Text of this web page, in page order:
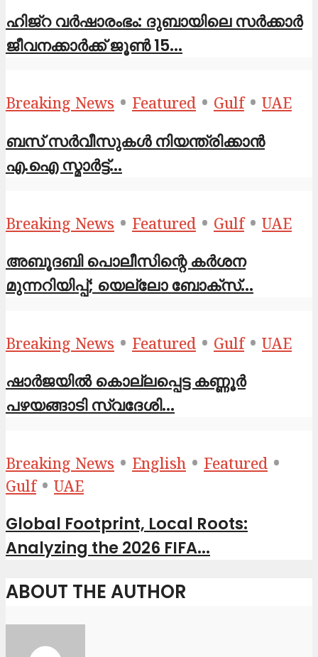
ഹിജ്‌റ വർഷാരംഭം: ദുബായിലെ സർക്കാർ
ജീവനക്കാർക്ക് ജൂൺ 15...
Breaking News • Featured • Gulf • UAE
ബസ് സർവീസുകൾ നിയന്ത്രിക്കാൻ
എ.ഐ സ്മാർട്ട്...
Breaking News • Featured • Gulf • UAE
അബൂദബി പൊലീസിന്റെ കർശന
മുന്നറിയിപ്പ്; യെല്ലോ ബോക്സ്...
Breaking News • Featured • Gulf • UAE
ഷാര്‍ജയില്‍ കൊല്ലപ്പെട്ട കണ്ണൂര്‍
പഴയങ്ങാടി സ്വദേശി...
Breaking News • English • Featured •
Gulf • UAE
Global Footprint, Local Roots:
Analyzing the 2026 FIFA...
ABOUT THE AUTHOR